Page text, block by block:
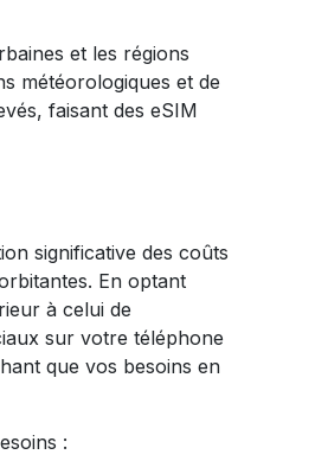
et les régions
météorologiques et de
faisant des eSIM
significative des coûts
En optant
à celui de
sur votre téléphone
que vos besoins en
: